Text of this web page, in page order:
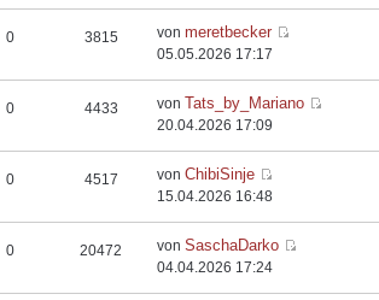
0 3815 vonmeretbecker
05.05.2026 17:17
0 4433 von Tats_by_Mariano
20.04.2026 17:09
0 4517 vonChibiSinje
15.04.2026 16:48
0 20472 vonSaschaDarko
04.04.2026 17:24